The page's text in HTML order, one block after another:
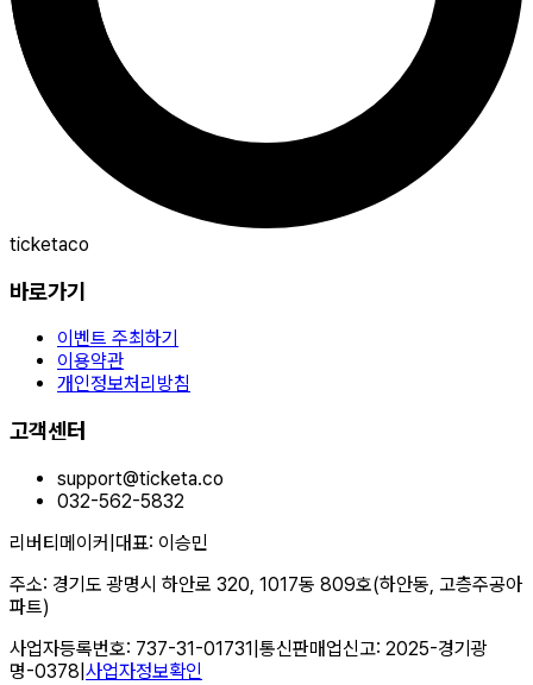
ticketaco
바로가기
이벤트 주최하기
이용약관
개인정보처리방침
고객센터
support@ticketa.co
032-562-5832
리버티메이커 대표: 이승민
주소: 경기도 광명시 하안로 320, 1017동 809호(하안동, 고층주공아
파트)
사업자등록번호: 737-31-01731 통신판매업신고: 2025-경기광
명-0378 사업자정보확인